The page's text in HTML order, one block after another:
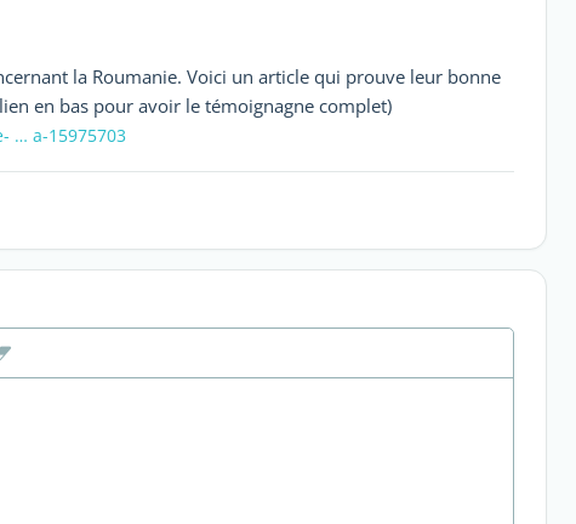
la Roumanie. Voici un article qui prouve leur bonne
en bas pour avoir le témoignagne complet)
… a-15975703